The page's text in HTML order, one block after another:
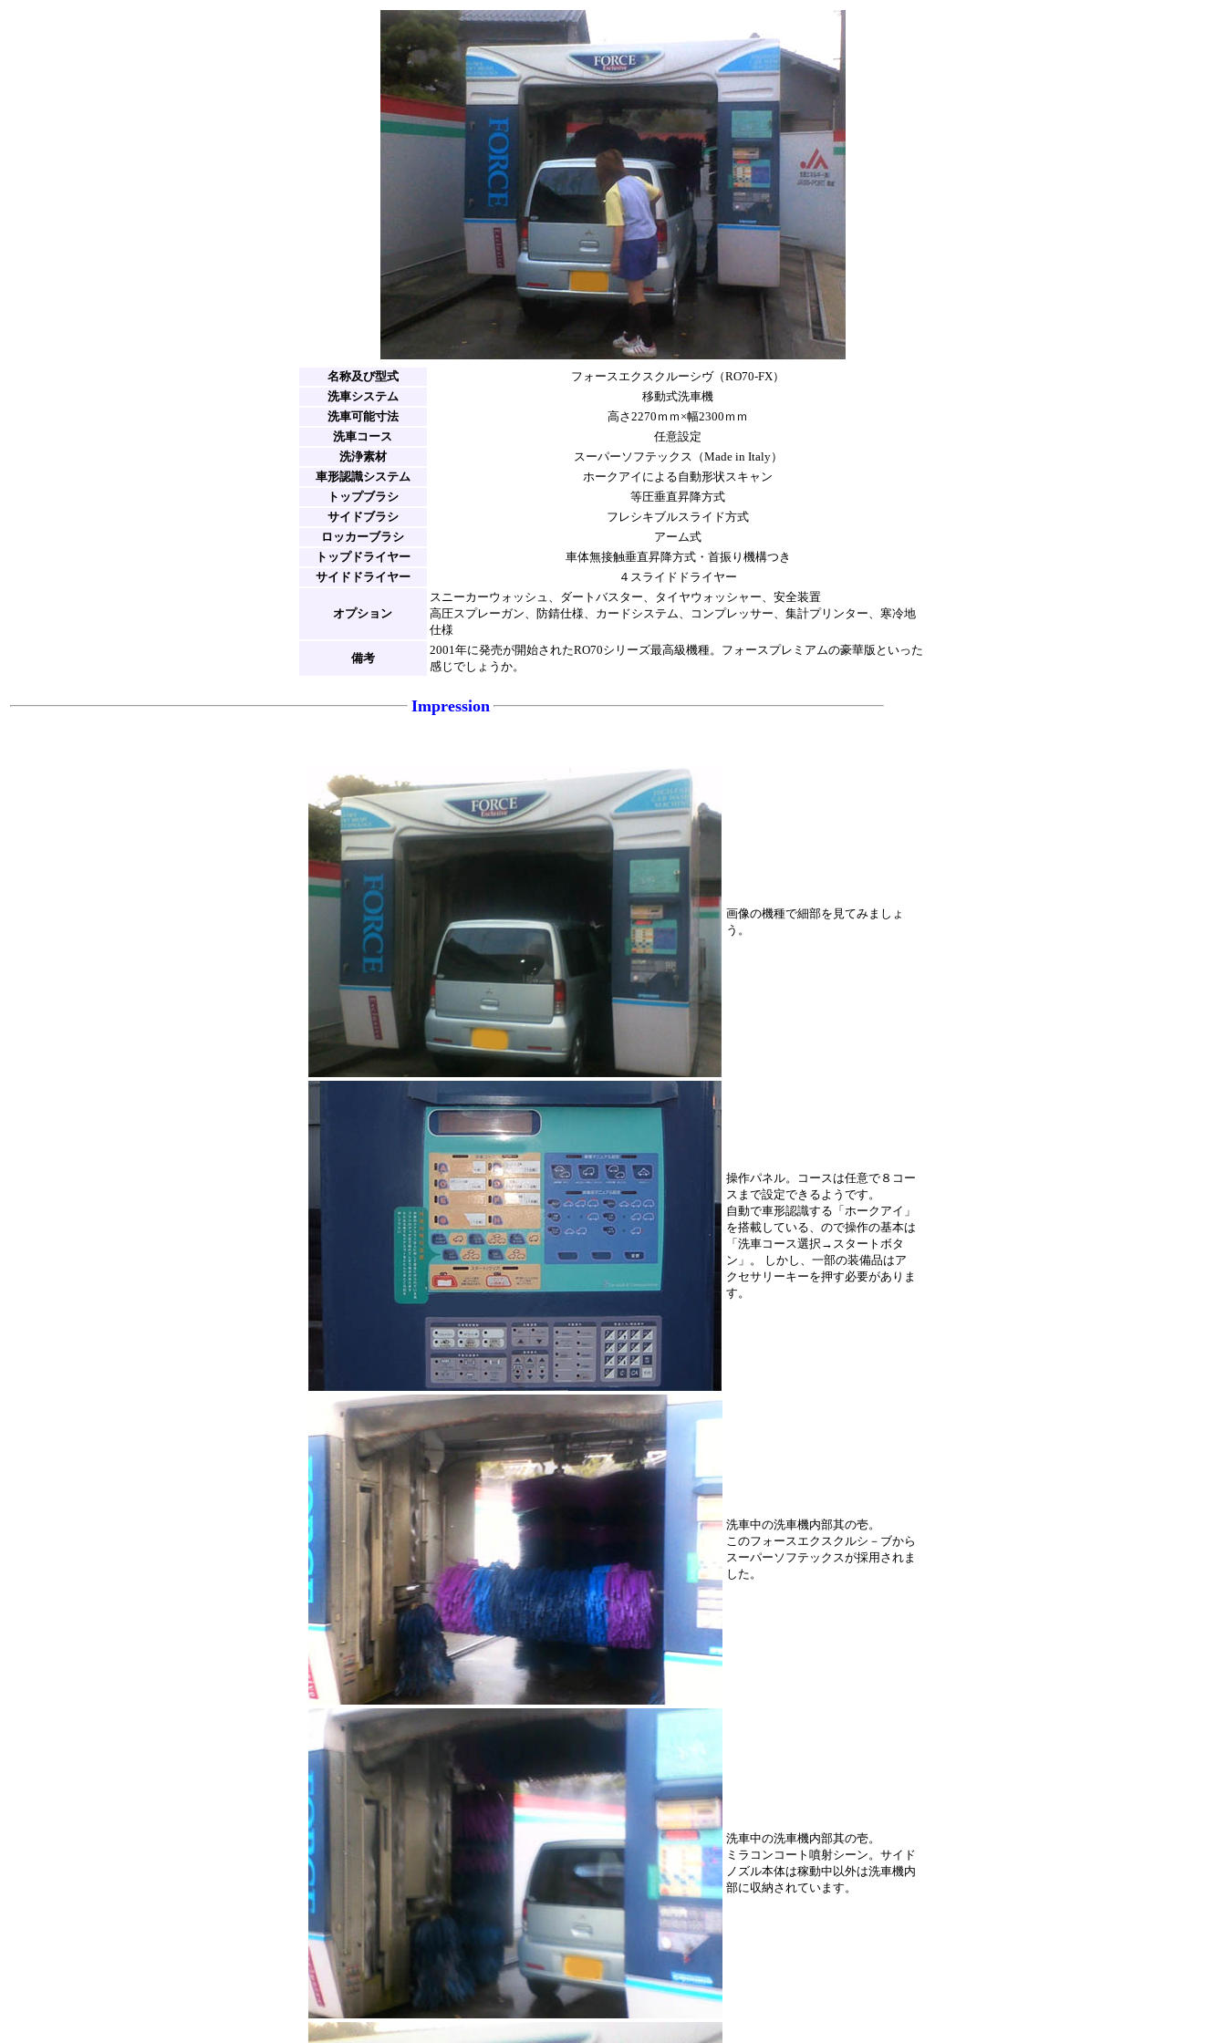
名称及び型式
フォースエクスクルーシヴ（RO70-FX）
洗車システム
移動式洗車機
洗車可能寸法
高さ2270ｍｍ×幅2300ｍｍ
洗車コース
任意設定
洗浄素材
スーパーソフテックス（Made in Italy）
車形認識システム
ホークアイによる自動形状スキャン
トップブラシ
等圧垂直昇降方式
サイドブラシ
フレシキブルスライド方式
ロッカーブラシ
アーム式
トップドライヤー
車体無接触垂直昇降方式・首振り機構つき
サイドドライヤー
４スライドドライヤー
オプション
スニーカーウォッシュ、ダートバスター、タイヤウォッシャー、安全装置
高圧スプレーガン、防錆仕様、カードシステム、コンプレッサー、集計プリンター、寒冷地
仕様
備考
2001年に発売が開始されたRO70シリーズ最高級機種。フォースプレミアムの豪華版といった
感じでしょうか。
Impression
画像の機種で細部を見てみましょ
う。
操作パネル。コースは任意で８コー
スまで設定できるようです。
自動で車形認識する「ホークアイ」
を搭載している、ので操作の基本は
「洗車コース選択→スタートボタ
ン」。 しかし、一部の装備品はア
クセサリーキーを押す必要がありま
す。
洗車中の洗車機内部其の壱。
このフォースエクスクルシ－ブから
スーパーソフテックスが採用されま
した。
洗車中の洗車機内部其の壱。
ミラコンコート噴射シーン。サイド
ノズル本体は稼動中以外は洗車機内
部に収納されています。